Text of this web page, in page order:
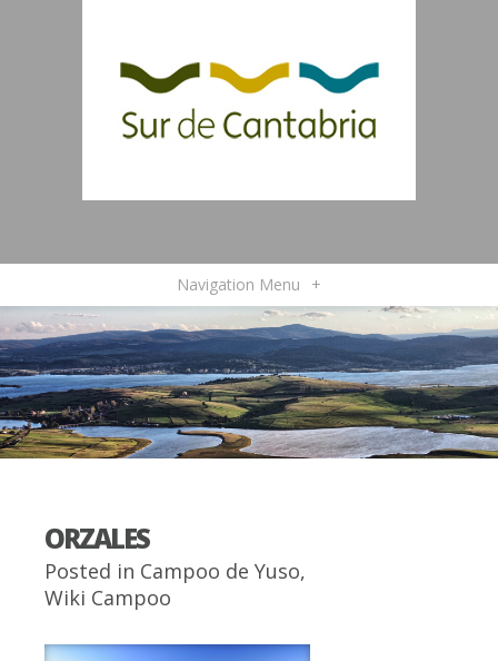
Navigation Menu +
ORZALES
Posted in Campoo de Yuso,
Wiki Campoo